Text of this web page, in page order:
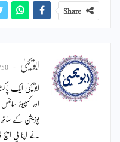
Share
ابویحییٰ Posts
ابویحییٰ ایک
اور کمپیوٹر
پوزیشن کے
نے اپنا پی